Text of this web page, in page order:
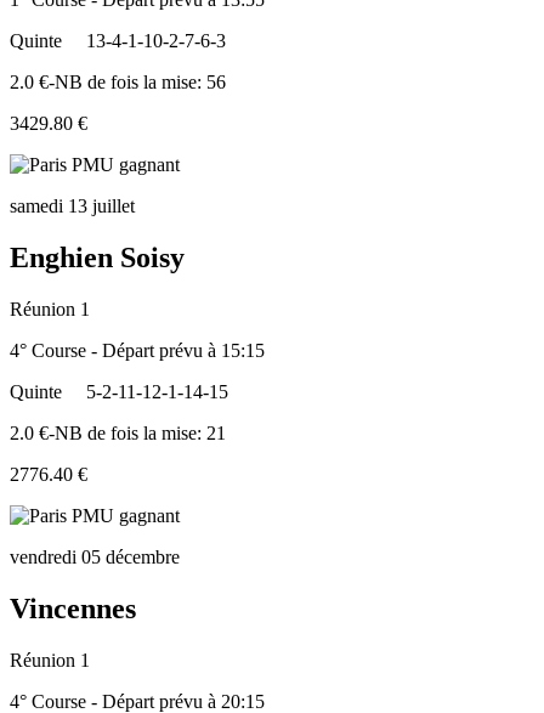
Quinte
13-4-1-10-2-7-6-3
2.0 €-NB de fois la mise: 56
3429.80 €
samedi 13 juillet
Enghien Soisy
Réunion 1
4° Course - Départ prévu à 15:15
Quinte
5-2-11-12-1-14-15
2.0 €-NB de fois la mise: 21
2776.40 €
vendredi 05 décembre
Vincennes
Réunion 1
4° Course - Départ prévu à 20:15